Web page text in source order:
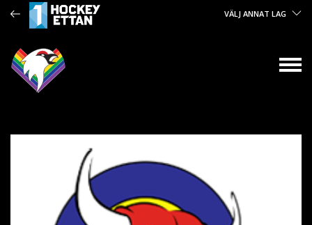
VÄLJ ANNAT LAG